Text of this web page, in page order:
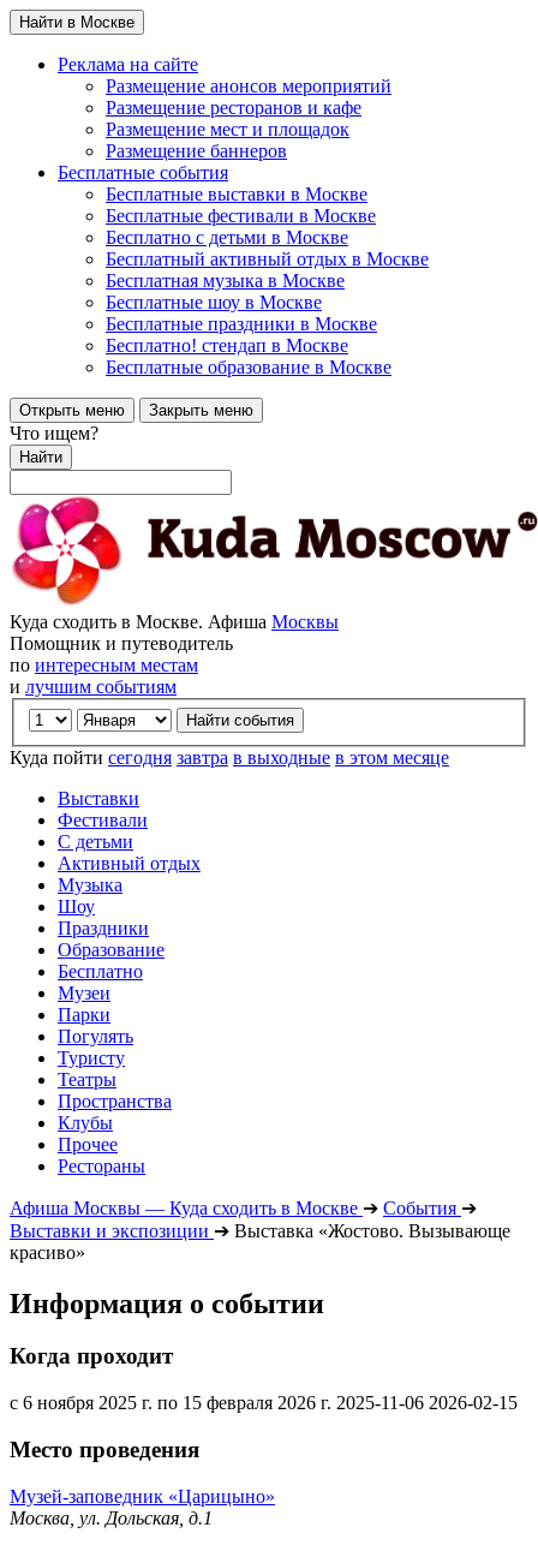
Найти в Москве
Реклама на сайте
Размещение анонсов мероприятий
Размещение ресторанов и кафе
Размещение мест и площадок
Размещение баннеров
Бесплатные события
Бесплатные выставки в Москве
Бесплатные фестивали в Москве
Бесплатно с детьми в Москве
Бесплатный активный отдых в Москве
Бесплатная музыка в Москве
Бесплатные шоу в Москве
Бесплатные праздники в Москве
Бесплатно! стендап в Москве
Бесплатные образование в Москве
Открыть меню Закрыть меню
Что ищем?
Найти
Куда сходить в Москве. Афиша Москвы
Помощник и путеводитель
по интересным местам
и лучшим событиям
Куда пойти сегодня завтра в выходные в этом месяце
Выставки
Фестивали
С детьми
Активный отдых
Музыка
Шоу
Праздники
Образование
Бесплатно
Музеи
Парки
Погулять
Туристу
Театры
Пространства
Клубы
Прочее
Рестораны
Афиша Москвы — Куда сходить в Москве ➔ События ➔
Выставки и экспозиции ➔ Выставка «Жостово. Вызывающе
красиво»
Информация о событии
Когда проходит
с 6 ноября 2025 г. по 15 февраля 2026 г. 2025-11-06 2026-02-15
Место проведения
Музей-заповедник «Царицыно»
Москва, ул. Дольская, д.1